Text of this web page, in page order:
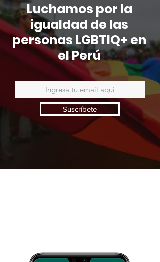
Luchamos por la
igualdad de las
personas LGBTIQ+ en
el Perú
Suscríbete